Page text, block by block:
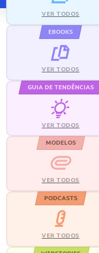
VER TODOS
EBOOKS
VER TODOS
GUIA DE TENDÊNCIAS
VER TODOS
MODELOS
VER TODOS
PODCASTS
VER TODOS